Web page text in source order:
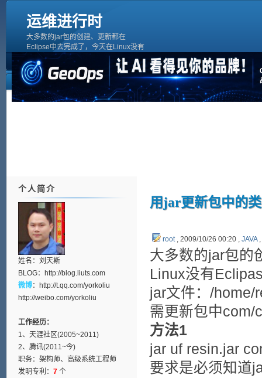
运维进行时
大多数的jar包的创建、更新都在
Eclipse中去完成了，今天在Linux没有
Eclipase的环境，还是乖乖用命令行
了。jar文件：/home/resin.jar需更新包
中com/caucho/server/port/Port.class类
文件[b]方法1[/b]jar uf resin.jar
com/caucho
用jar更新包中的
root, 2009/10/26 00:20 , JAVA,
大多数的jar包的
Linux没有
jar文件：/home/
需更新包中com/
方法1
jar uf resin.jar
要求是必须知道
个人简介
姓名：刘天斯
BLOG： http://blog.liuts.com
微博： http://t.qq.com/yorkoliu
http://weibo.com/yorkoliu
工作经历：
1、天涯社区(2005~2011)
2、腾讯(2011~今)
职务：架构师、高级系统工程师
发明专利： 7个